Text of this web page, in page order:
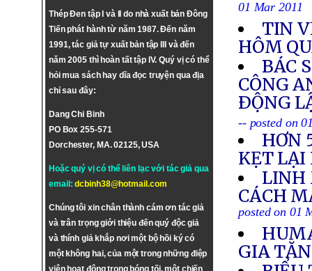
Thép Đen tập I và II do nhà xuất bản Đông
Tiến phát hành từ năm 1987. Đến năm
1991, tác giả tự xuất bản tập III và đến
năm 2005 thì hoàn tất tập IV. Quý vị có thể
hỏi mua sách hay dĩa đọc truyện qua địa
chỉ sau đây:
Dang Chi Binh
PO Box 255-571
Dorchester, MA. 02125, USA
Hoặc quý vị có thể liên lạc với tác giả qua
email:dcbinh38@hotmail.com
Chúng tôi xin chân thành cám ơn tác giả
và trân trọng giới thiệu đến quý độc giả
và thính giả khắp nơi một bộ hồi ký có
một không hai, của một trong những điệp
viên hoạt động trong bóng tối, một chiến
01 Mar 2011
TIN
HÔM
BÁC
CÔNG
ÐỘNG
-- posted on
HƠN
KẸT
LINH
CÁCH
posted on 01
GIA